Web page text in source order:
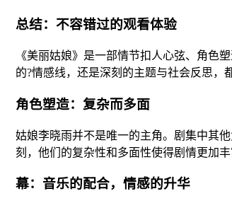
总结：不容错过的观看体验
《美丽姑娘》是一部情节扣人心弦、角色
的?情感线，还是深刻的主题与社会反思，
角色塑造：复杂而多面
姑娘李晓雨并不是唯一的主角。剧集中其
刻，他们的复杂性和多面性使得剧情更加
幕：音乐的配合，情感的升华